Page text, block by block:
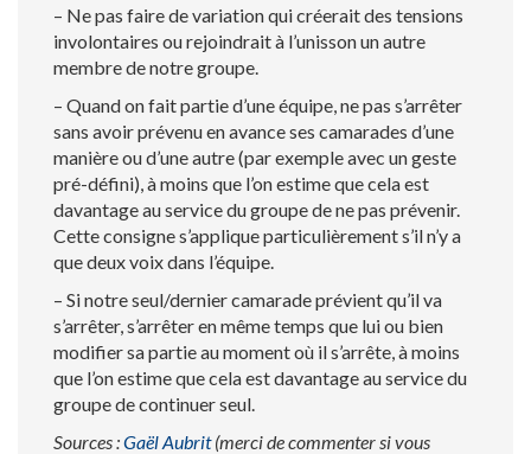
– Ne pas faire de variation qui créerait des tensions
involontaires ou rejoindrait à l’unisson un autre
membre de notre groupe.
– Quand on fait partie d’une équipe, ne pas s’arrêter
sans avoir prévenu en avance ses camarades d’une
manière ou d’une autre (par exemple avec un geste
pré-défini), à moins que l’on estime que cela est
davantage au service du groupe de ne pas prévenir.
Cette consigne s’applique particulièrement s’il n’y a
que deux voix dans l’équipe.
– Si notre seul/dernier camarade prévient qu’il va
s’arrêter, s’arrêter en même temps que lui ou bien
modifier sa partie au moment où il s’arrête, à moins
que l’on estime que cela est davantage au service du
groupe de continuer seul.
Sources :Gaël Aubrit(merci de commenter si vous